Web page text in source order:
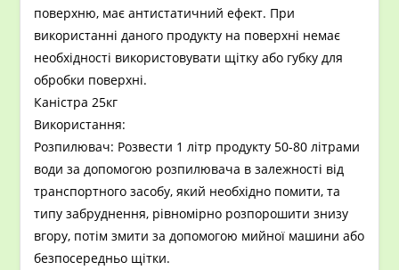
поверхню, має антистатичний ефект. При
використанні даного продукту на поверхні немає
необхідності використовувати щітку або губку для
обробки поверхні.
Каністра 25кг
Використання:
Розпилювач: Розвести 1 літр продукту 50-80 літрами
води за допомогою розпилювача в залежності від
транспортного засобу, який необхідно помити, та
типу забруднення, рівномірно розпорошити знизу
вгору, потім змити за допомогою мийної машини або
безпосередньо щітки.